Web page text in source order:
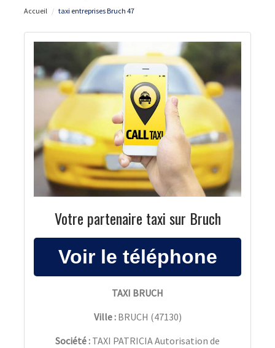
Accueil taxi entreprises Bruch 47
Votre partenaire taxi sur Bruch
TAXI BRUCH
Ville : BRUCH (47130)
Société : TAXI PATRICIA Autorisation de